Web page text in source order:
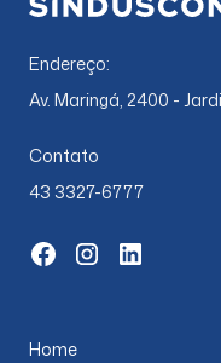
Endereço:
Av. Maringá, 2400 -
Contato
43 3327-6777
Home